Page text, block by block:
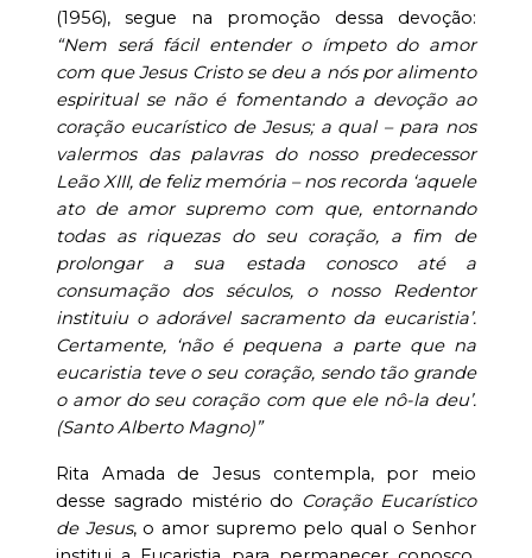
(1956), segue na promoção dessa devoção:
“Nem será fácil entender o ímpeto do amor
com que Jesus Cristo se deu a nós por alimento
espiritual se não é fomentando a devoção ao
coração eucarístico de Jesus; a qual – para nos
valermos das palavras do nosso predecessor
Leão XIII, de feliz memória – nos recorda ‘aquele
ato de amor supremo com que, entornando
todas as riquezas do seu coração, a fim de
prolongar a sua estada conosco até a
consumação dos séculos, o nosso Redentor
instituiu o adorável sacramento da eucaristia’.
Certamente, ‘não é pequena a parte que na
eucaristia teve o seu coração, sendo tão grande
o amor do seu coração com que ele nô-la deu’.
(Santo Alberto Magno)”
Rita Amada de Jesus contempla, por meio
desse sagrado mistério do Coração Eucarístico
de Jesus, o amor supremo pelo qual o Senhor